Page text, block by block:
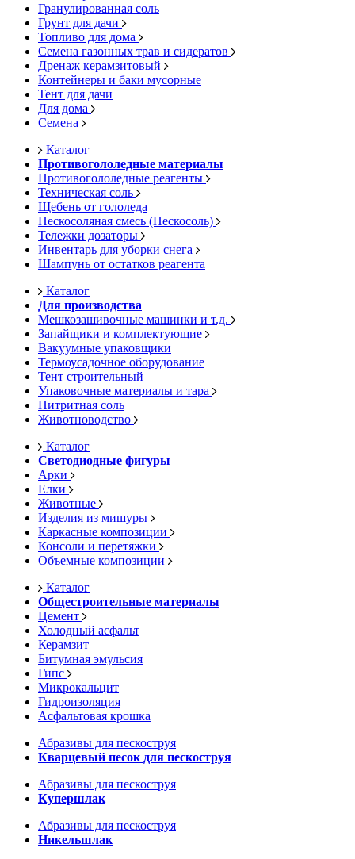
Гранулированная соль
Грунт для дачи
Топливо для дома
Семена газонных трав и сидератов
Дренаж керамзитовый
Контейнеры и баки мусорные
Тент для дачи
Для дома
Семена
Каталог
Противогололедные материалы
Противогололедные реагенты
Техническая соль
Щебень от гололеда
Пескосоляная смесь (Пескосоль)
Тележки дозаторы
Инвентарь для уборки снега
Шампунь от остатков реагента
Каталог
Для производства
Мешкозашивочные машинки и т.д.
Запайщики и комплектующие
Вакуумные упаковщики
Термоусадочное оборудование
Тент строительный
Упаковочные материалы и тара
Нитритная соль
Животноводство
Каталог
Светодиодные фигуры
Арки
Елки
Животные
Изделия из мишуры
Каркасные композиции
Консоли и перетяжки
Объемные композиции
Каталог
Общестроительные материалы
Цемент
Холодный асфальт
Керамзит
Битумная эмульсия
Гипс
Микрокальцит
Гидроизоляция
Асфальтовая крошка
Абразивы для пескоструя
Кварцевый песок для пескоструя
Абразивы для пескоструя
Купершлак
Абразивы для пескоструя
Никельшлак